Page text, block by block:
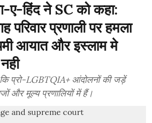
ए-हिंद ने SC को कहा:
परिवार प्रणाली पर हमला
आयात और इस्लाम मे
कि प्रो-LGBTQIA+ आंदोलनों की जड़ें
और मूल्य प्रणालियों में हैं।